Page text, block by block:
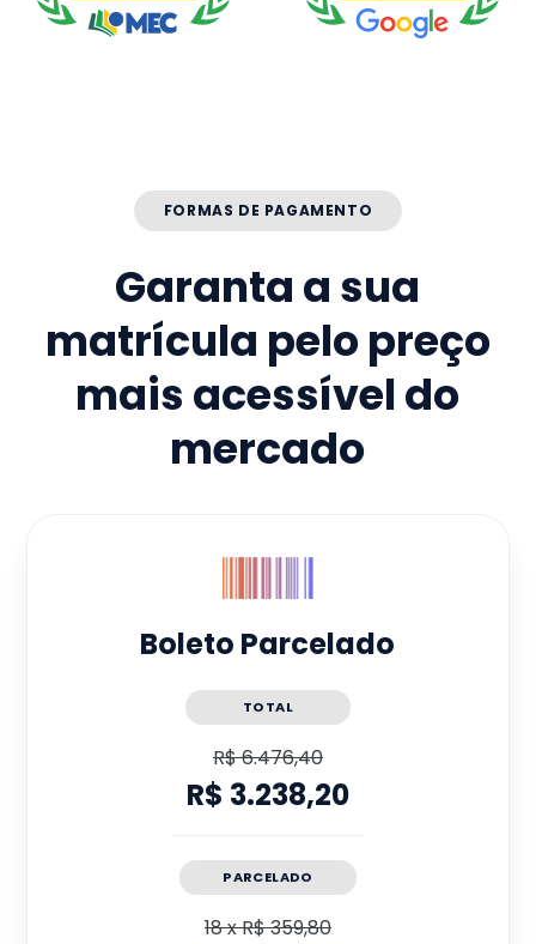
FORMAS DE PAGAMENTO
Garanta a sua
matrícula pelo preço
mais acessível do
mercado
Boleto Parcelado
TOTAL
R$ 6.476,40
R$ 3.238,20
PARCELADO
18xR$ 359,80